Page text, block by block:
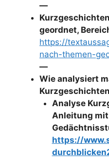
—
geordnet,
https://
nach-themen-
—
Wie analysiert
Analyse
Anleitung
https://